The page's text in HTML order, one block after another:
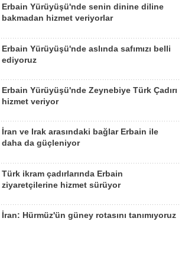
Erbain Yürüyüşü'nde senin dinine diline
bakmadan hizmet veriyorlar
Erbain Yürüyüşü'nde aslında safımızı belli
ediyoruz
Erbain Yürüyüşü'nde Zeynebiye Türk Çadırı
hizmet veriyor
İran ve Irak arasındaki bağlar Erbain ile
daha da güçleniyor
Türk ikram çadırlarında Erbain
ziyaretçilerine hizmet sürüyor
İran: Hürmüz'ün güney rotasını tanımıyoruz